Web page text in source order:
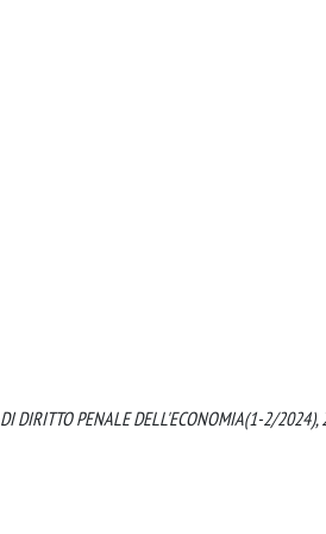
DIRITTO PENALE DELL'ECONOMIA(1-2/2024),